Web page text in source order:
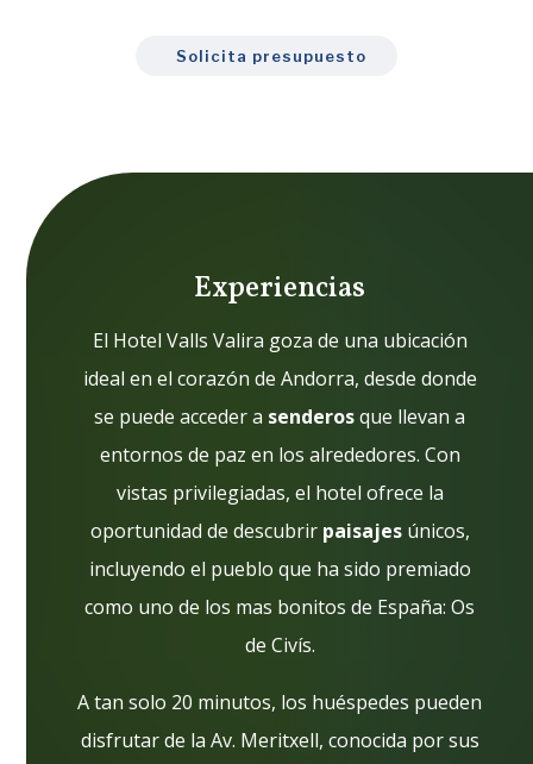
Solicita presupuesto
Experiencias
El Hotel Valls Valira goza de una ubicación
ideal en el corazón de Andorra, desde donde
se puede acceder a senderosque llevan a
entornos de paz en los alrededores. Con
vistas privilegiadas, el hotel ofrece la
oportunidad de descubrir paisajesúnicos,
incluyendo el pueblo que ha sido premiado
como uno de los mas bonitos de España: Os
de Civís.
A tan solo 20 minutos, los huéspedes pueden
disfrutar de la Av. Meritxell, conocida por sus